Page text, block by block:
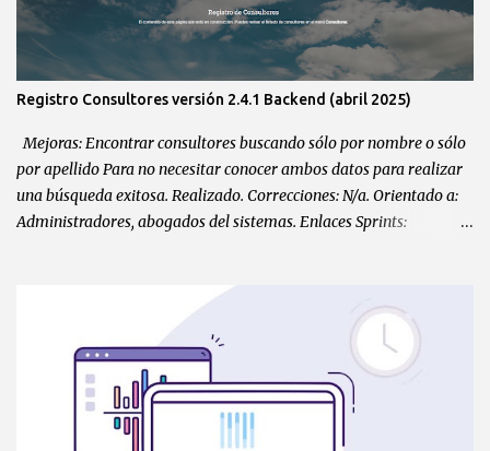
Registro Consultores versión 2.4.1 Backend (abril 2025)
Mejoras: Encontrar consultores buscando sólo por nombre o sólo
por apellido Para no necesitar conocer ambos datos para realizar
una búsqueda exitosa. Realizado. Correcciones: N/a. Orientado a:
Administradores, abogados del sistemas. Enlaces Sprints: